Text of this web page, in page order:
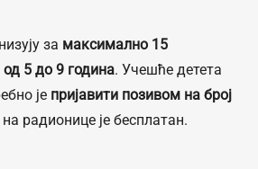
за максимално 15
5 до 9 година. Учешће детета
је пријавити позивом на број
радионице је бесплатан.